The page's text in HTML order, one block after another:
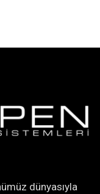
dünyasıyla